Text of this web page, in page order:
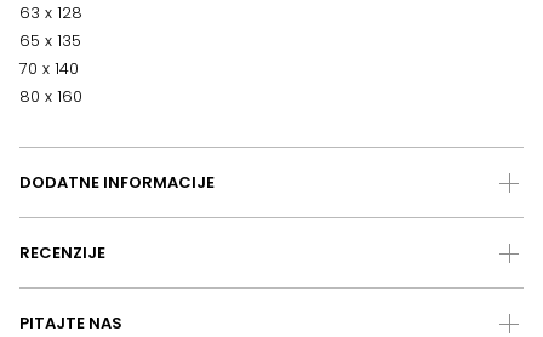
63 x 128
65 x 135
70 x 140
80 x 160
DODATNE INFORMACIJE
RECENZIJE
PITAJTE NAS